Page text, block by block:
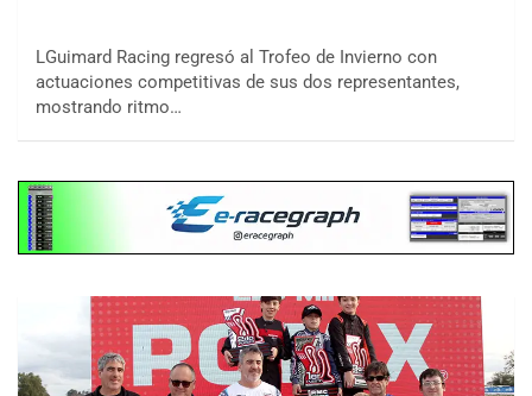
LGuimard Racing regresó al Trofeo de Invierno con
actuaciones competitivas de sus dos representantes,
mostrando ritmo…